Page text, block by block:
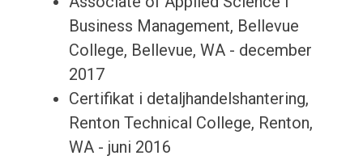
Business Management, Bellevue
College, Bellevue, WA - december
2017
Certifikat i detaljhandelshantering,
Renton Technical College, Renton,
WA - juni 2016